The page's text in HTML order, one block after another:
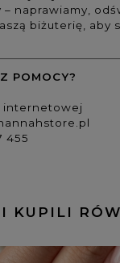
naprawiamy,
biżuterię, aby
POMOCY?
internetowej
455
KUPILI